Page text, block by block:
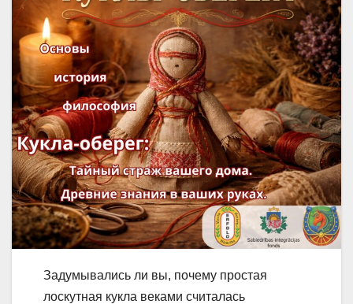
Задумывались ли вы, почему простая
лоскутная кукла веками считалась